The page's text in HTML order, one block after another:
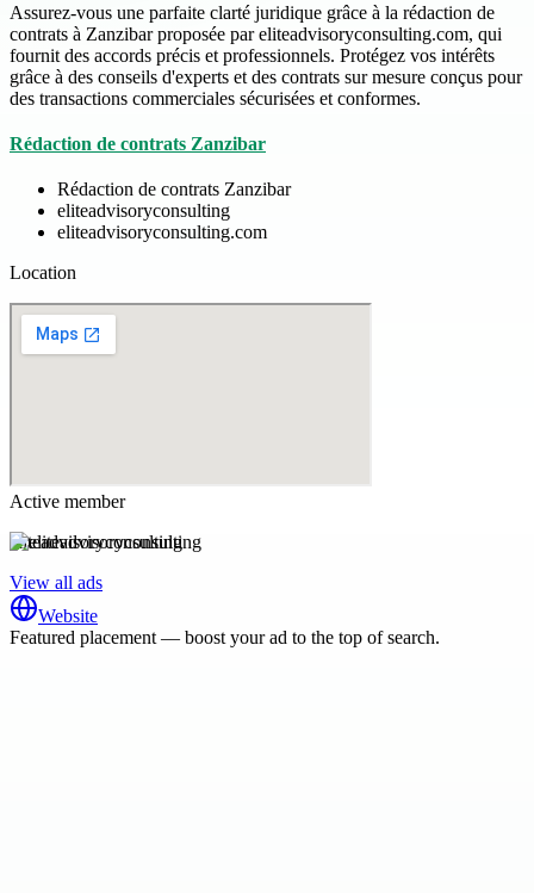
Assurez-vous une parfaite clarté juridique grâce à la rédaction de
contrats à Zanzibar proposée par eliteadvisoryconsulting.com, qui
fournit des accords précis et professionnels. Protégez vos intérêts
grâce à des conseils d'experts et des contrats sur mesure conçus pour
des transactions commerciales sécurisées et conformes.
Rédaction de contrats Zanzibar
Rédaction de contrats Zanzibar
eliteadvisoryconsulting
eliteadvisoryconsulting.com
Location
Active member
eliteadvisoryconsulting
View all ads
Website
Featured placement — boost your ad to the top of search.